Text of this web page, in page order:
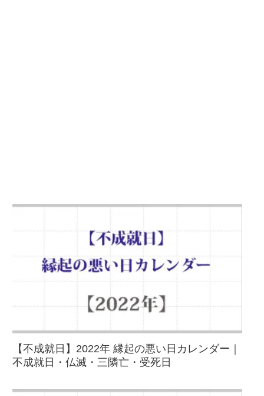
【不成就日】2022年 縁起の悪い日カレンダー｜
不成就日・仏滅・三隣亡・受死日